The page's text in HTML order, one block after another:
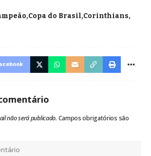
Copa do Brasil Corinthians
não será publicado. Campos obrigatórios são